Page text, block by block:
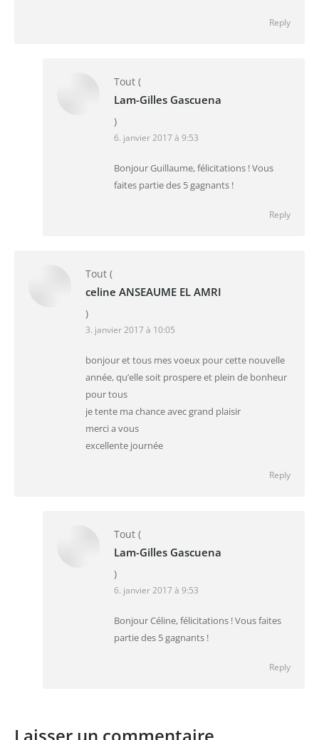
Reply
Tout (
Lam-Gilles Gascuena
)
6. janvier 2017 à 9:53
Bonjour Guillaume, félicitations ! Vous
faites partie des 5 gagnants !
Reply
Tout (
celine ANSEAUME EL AMRI
)
3. janvier 2017 à 10:05
bonjour et tous mes voeux pour cette nouvelle
année, qu’elle soit prospere et plein de bonheur
pour tous
je tente ma chance avec grand plaisir
merci a vous
excellente journée
Reply
Tout (
Lam-Gilles Gascuena
)
6. janvier 2017 à 9:53
Bonjour Céline, félicitations ! Vous faites
partie des 5 gagnants !
Reply
Laisser un commentaire